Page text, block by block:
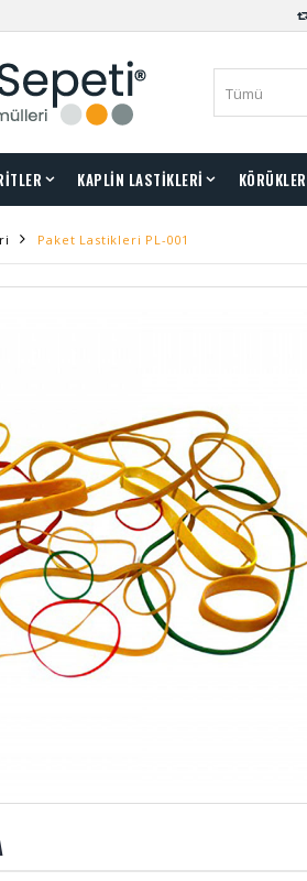
KAPLİN LASTİKLERİ KÖRÜKLER
Paket Lastikleri PL-001